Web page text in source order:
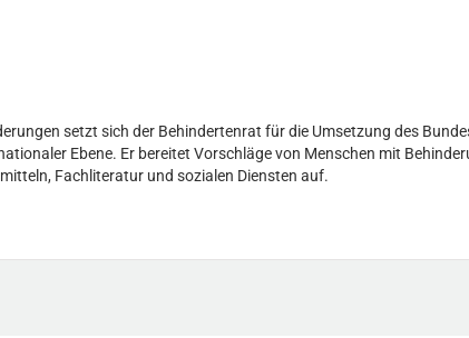
setzt sich der Behindertenrat für die Umsetzung des
Ebene. Er bereitet Vorschläge von Menschen mit
Fachliteratur und sozialen Diensten auf.